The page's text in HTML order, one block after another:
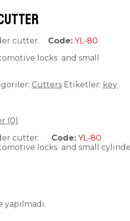
cutter. Code: YL-80
locks and small
Cutters Etiketler: key
(0)
cutter. Code: YL-80
locks and small